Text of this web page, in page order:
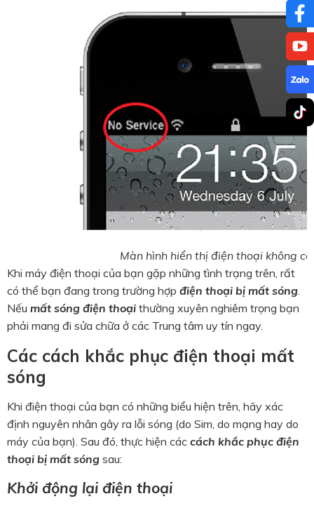
Màn hình hiển thị điện thoại không
Khi máy điện thoại của bạn gặp những tình trạng trên, rất
có thể bạn đang trong trường hợp điện thoại bị mất sóng.
Nếu mất sóng điện thoại thường xuyên nghiêm trọng bạn
phải mang đi sửa chữa ở các Trung tâm uy tín ngay.
Các cách khắc phục điện thoại mất
sóng
Khi điện thoại của bạn có những biểu hiện trên, hãy xác
định nguyên nhân gây ra lỗi sóng (do Sim, do mạng hay do
máy của bạn). Sau đó, thực hiện các cách khắc phục điện
thoại bị mất sóng sau:
Khởi động lại điện thoại